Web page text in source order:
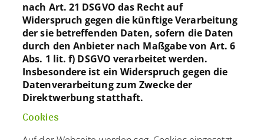
nach Art. 21 DSGVO das Recht auf
Widerspruch gegen die künftige Verarbeitung
der sie betreffenden Daten, sofern die Daten
durch den Anbieter nach Maßgabe von Art. 6
Abs. 1 lit. f) DSGVO verarbeitet werden.
Insbesondere ist ein Widerspruch gegen die
Datenverarbeitung zum Zwecke der
Direktwerbung statthaft.
Cookies